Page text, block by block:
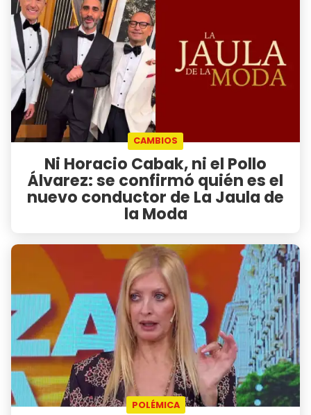
CAMBIOS
Ni Horacio Cabak, ni el Pollo
Álvarez: se confirmó quién es el
nuevo conductor de La Jaula de
la Moda
POLÉMICA